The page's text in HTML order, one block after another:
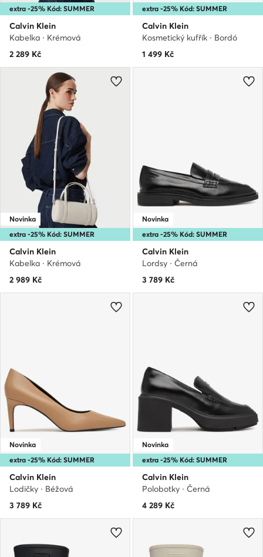
extra -25% Kód: SUMMER
Calvin Klein
Kabelka · Krémová
2 289 Kč
extra -25% Kód: SUMMER
Calvin Klein
Kosmetický kufřík · Bordó
1 499 Kč
extra -25% Kód: SUMMER
Novinka
Calvin Klein
Kabelka · Krémová
2 989 Kč
extra -25% Kód: SUMMER
Novinka
Calvin Klein
Lordsy · Černá
3 789 Kč
extra -25% Kód: SUMMER
Novinka
Calvin Klein
Lodičky · Béžová
3 789 Kč
extra -25% Kód: SUMMER
Novinka
Calvin Klein
Polobotky · Černá
4 289 Kč